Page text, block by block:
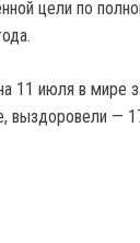
цели по
11 июля в мире
выздоровели —